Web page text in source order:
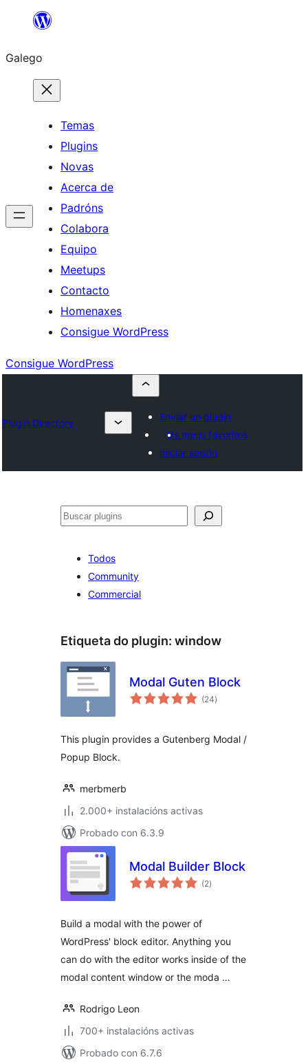
Saltar
contido
Galego
Temas
Plugins
Novas
Acerca de
Padróns
Colabora
Equipo
Meetups
Contacto
Homenaxes
Consigue WordPress
Consigue WordPress
Plugin Directory
Enviar un plugin
Os meus favoritos
Iniciar sesión
Buscar
Todos
Community
Commercial
Etiqueta do plugin: window
Modal Guten Block
(24valoracións
totais
)
This plugin provides a Gutenberg Modal /
Popup Block.
merbmerb
2.000+ instalacións activas
Probado con 6.3.9
Modal Builder Block
(2valoracións
totais
)
Build a modal with the power of
WordPress' block editor. Anything you
can do with the editor works inside of the
modal content window or the moda …
Rodrigo Leon
700+ instalacións activas
Probado con 6.7.6